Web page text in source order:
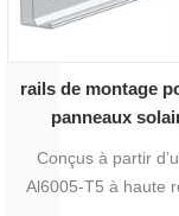
rails de montage
panneaux
Conçus à partir
Al6005-T5 à haute